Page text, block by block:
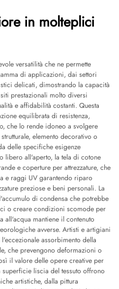
in molteplici
versatilità che ne permette
di applicazioni, dai settori
delicati, dimostrando la capacità
prestazionali molto diversi
e affidabilità costanti. Questa
equilibrata di resistenza,
che lo rende idoneo a svolgere
elemento decorativo o
delle specifiche esigenze
libero all'aperto, la tela di cotone
e coperture per attrezzature, che
e raggi UV garantendo riparo
preziose e beni personali. La
di condensa che potrebbe
o creare condizioni scomode per
all'acqua mantiene il contenuto
avverse. Artisti e artigiani
assorbimento della
che prevengono deformazioni o
il valore delle opere creative per
liscia del tessuto offrono
artistiche, dalla pittura